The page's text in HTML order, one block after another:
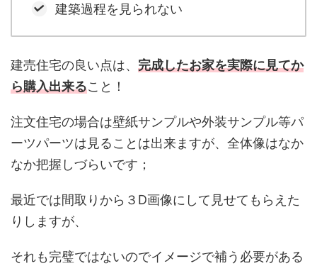
建築過程を見られない
建売住宅の良い点は、 完成したお家を実際に見てか
ら購入出来ること！
注文住宅の場合は壁紙サンプルや外装サンプル等パ
ーツパーツは見ることは出来ますが、全体像はなか
なか把握しづらいです；
最近では間取りから３D画像にして見せてもらえた
りしますが、
それも完璧ではないのでイメージで補う必要がある